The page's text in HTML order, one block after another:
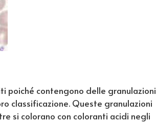
poiché contengono delle granulazioni
classificazione. Queste granulazioni
si colorano con coloranti acidi negli